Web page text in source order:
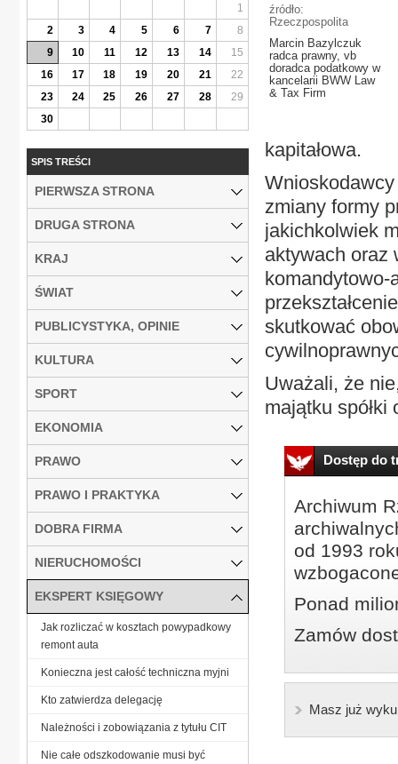
źródło:
Rzeczpospolita
Marcin Bazylczuk
radca prawny, vb
doradca podatkowy w
kancelarii BWW Law
& Tax Firm
kapitałowa.
zmiany formy
jakichkolwiek
aktywach oraz
komandytowo-
skutkować
Uważali, że
majątku spółki
Dostęp do
Archiwum
od 1993
Ponad
Zamów
Masz już
1
2
3 4 5 6 7
8
9
10 11 12 13 14
15
16
17 18 19 20 21
22
23
24 25 26 27 28
29
30
SPIS TREŚCI
PIERWSZA STRONA
DRUGA STRONA
KRAJ
ŚWIAT
PUBLICYSTYKA, OPINIE
KULTURA
SPORT
EKONOMIA
PRAWO
PRAWO I PRAKTYKA
DOBRA FIRMA
NIERUCHOMOŚCI
EKSPERT KSIĘGOWY
Jak rozliczać w kosztach powypadkowy
remont auta
Konieczna jest całość techniczna myjni
Kto zatwierdza delegację
Należności i zobowiązania z tytułu CIT
Nie całe odszkodowanie musi być